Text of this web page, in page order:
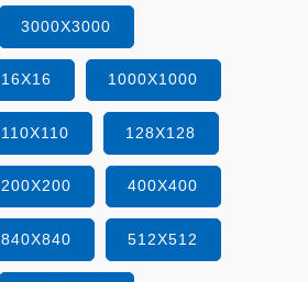
3000X3000
16X16 1000X1000
110X110 128X128
200X200 400X400
840X840 512X512